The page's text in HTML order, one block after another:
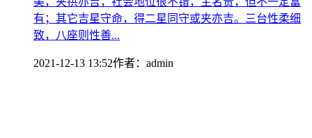
有；其它吉星守命，得二星同守或夹亦吉。三台性柔细
致，八座则性善...
2021-12-13 13:52作者： admin